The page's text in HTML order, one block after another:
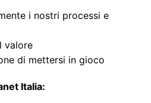
i nostri processi e
valore
di mettersi in gioco
Italia: